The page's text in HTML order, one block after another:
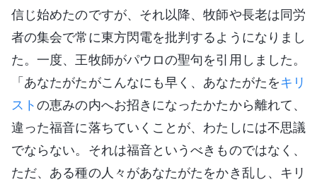
信じ始めたのですが、それ以降、牧師や長老は同労
者の集会で常に東方閃電を批判するようになりまし
た。一度、王牧師がパウロの聖句を引用しました。
「あなたがたがこんなにも早く、あなたがたをキリ
ストの恵みの内へお招きになったかたから離れて、
違った福音に落ちていくことが、わたしには不思議
でならない。それは福音というべきものではなく、
ただ、ある種の人々があなたがたをかき乱し、キリ